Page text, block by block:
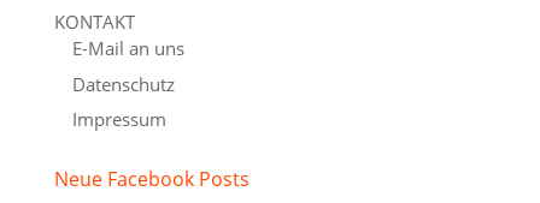
KONTAKT
E-Mail an uns
Datenschutz
Impressum
Neue Facebook Posts